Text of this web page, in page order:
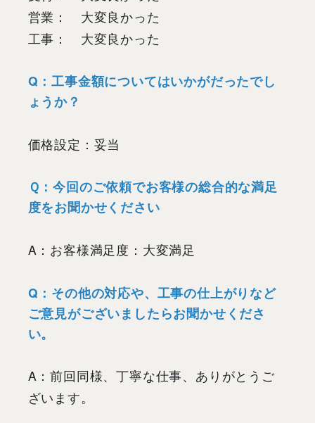
営業： 大変良かった
工事： 大変良かった
Q：工事金額についてはいかがだったでし
ょうか？
価格設定：妥当
Ｑ：今回のご依頼でお客様の総合的な満足
度をお聞かせください
A：お客様満足度：大変満足
Q：その他の対応や、工事の仕上がりなど
ご意見がございましたらお聞かせくださ
い。
A：前回同様、丁寧な仕事、ありがとうご
ざいます。